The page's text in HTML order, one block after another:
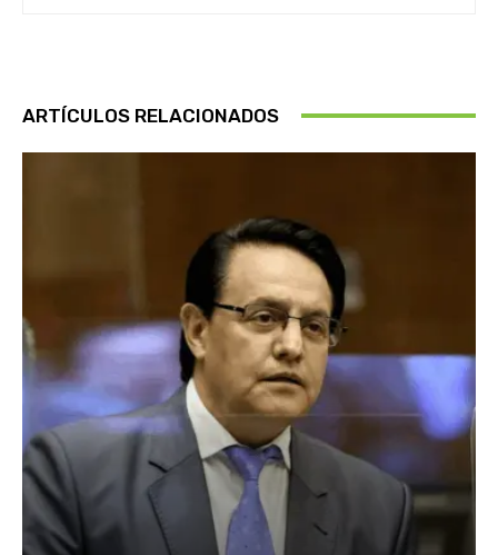
ARTÍCULOS RELACIONADOS